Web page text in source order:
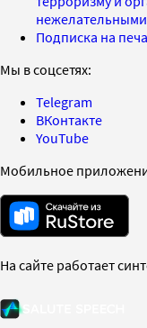
нежелательными
Подписка на
Мы в соцсетях:
Telegram
ВКонтакте
YouTube
Мобильное
На сайте работает